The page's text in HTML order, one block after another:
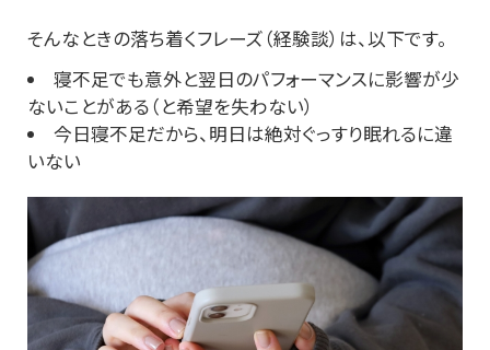
そんなときの落ち着くフレーズ（経験談）は、以下です。
寝不足でも意外と翌日のパフォーマンスに影響が少
ないことがある（と希望を失わない）
今日寝不足だから、明日は絶対ぐっすり眠れるに違
いない